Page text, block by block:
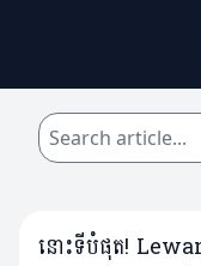
នោះទីបំផុត!